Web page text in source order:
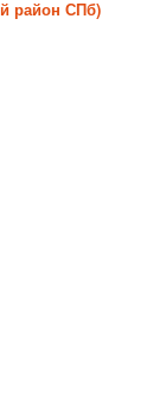
район СПб)